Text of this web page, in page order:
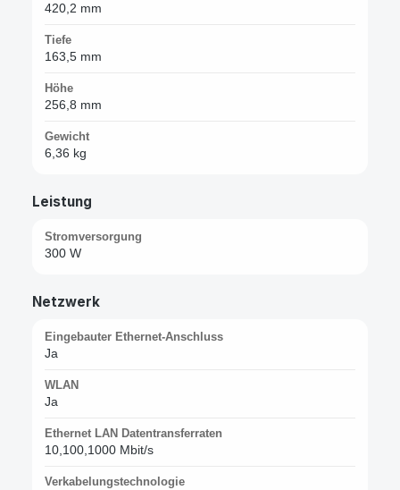
420,2 mm
Tiefe
163,5 mm
Höhe
256,8 mm
Gewicht
6,36 kg
Leistung
Stromversorgung
300 W
Netzwerk
Eingebauter Ethernet-Anschluss
Ja
WLAN
Ja
Ethernet LAN Datentransferraten
10,100,1000 Mbit/s
Verkabelungstechnologie